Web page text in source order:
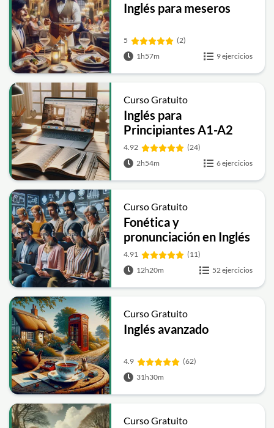
Inglés para meseros
5
(2)
1h57m
9 ejercicios
Curso Gratuito
Inglés para
Principiantes A1-A2
4.92
(24)
2h54m
6 ejercicios
Curso Gratuito
Fonética y
pronunciación en Inglés
4.91
(11)
12h20m
52 ejercicios
Curso Gratuito
Inglés avanzado
4.9
(62)
31h30m
Curso Gratuito